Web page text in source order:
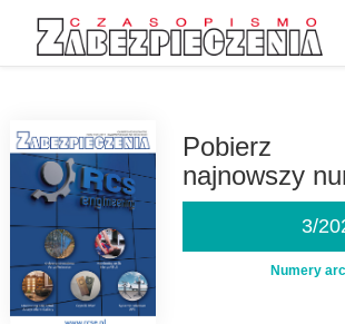
Pobierz
najnowszy
3/
Numery